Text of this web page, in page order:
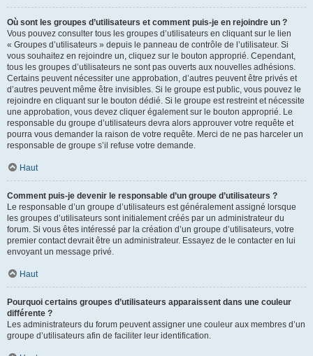
Où sont les groupes d’utilisateurs et comment puis-je en rejoindre un ?
Vous pouvez consulter tous les groupes d’utilisateurs en cliquant sur le lien
« Groupes d’utilisateurs » depuis le panneau de contrôle de l’utilisateur. Si
vous souhaitez en rejoindre un, cliquez sur le bouton approprié. Cependant,
tous les groupes d’utilisateurs ne sont pas ouverts aux nouvelles adhésions.
Certains peuvent nécessiter une approbation, d’autres peuvent être privés et
d’autres peuvent même être invisibles. Si le groupe est public, vous pouvez le
rejoindre en cliquant sur le bouton dédié. Si le groupe est restreint et nécessite
une approbation, vous devez cliquer également sur le bouton approprié. Le
responsable du groupe d’utilisateurs devra alors approuver votre requête et
pourra vous demander la raison de votre requête. Merci de ne pas harceler un
responsable de groupe s’il refuse votre demande.
Haut
Comment puis-je devenir le responsable d’un groupe d’utilisateurs ?
Le responsable d’un groupe d’utilisateurs est généralement assigné lorsque
les groupes d’utilisateurs sont initialement créés par un administrateur du
forum. Si vous êtes intéressé par la création d’un groupe d’utilisateurs, votre
premier contact devrait être un administrateur. Essayez de le contacter en lui
envoyant un message privé.
Haut
Pourquoi certains groupes d’utilisateurs apparaissent dans une couleur
différente ?
Les administrateurs du forum peuvent assigner une couleur aux membres d’un
groupe d’utilisateurs afin de faciliter leur identification.